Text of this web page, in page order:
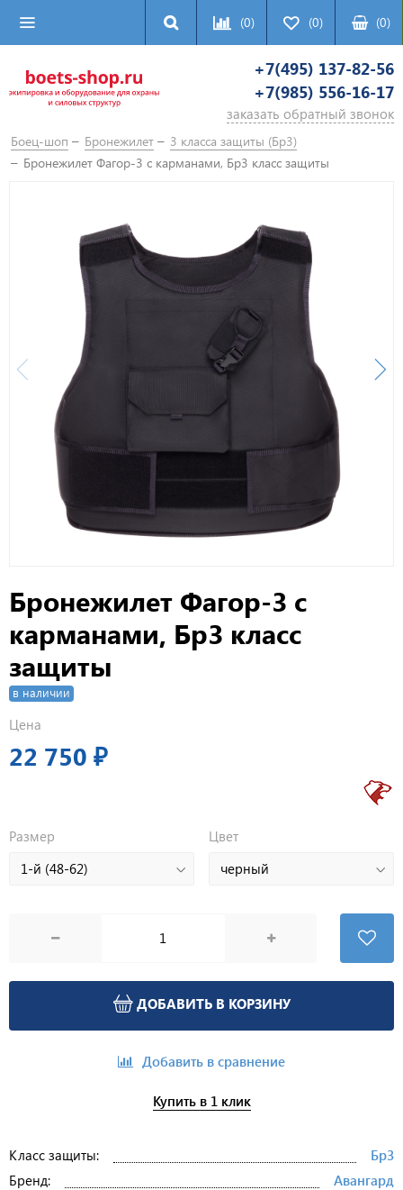
(0) (0) (0)
+7(495) 137-82-56
+7(985) 556-16-17
заказать обратный звонок
Боец-шоп Бронежилет
3 класса защиты (Бр3)
Бронежилет Фагор-3 с карманами, Бр3 класс защиты
Бронежилет Фагор-3 с
карманами, Бр3 класс
защиты
в наличии
Цена
22 750 ₽
Размер Цвет
ДОБАВИТЬ В КОРЗИНУ
Добавить в сравнение
Купить в 1 клик
Класс защиты:
Бр3
Бренд:
Авангард